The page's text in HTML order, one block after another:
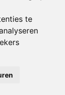
te
Brisk magazine